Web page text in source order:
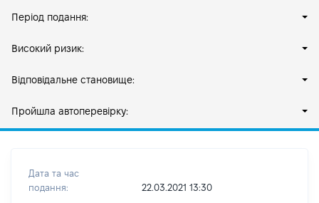
Період подання:
Високий ризик:
Відповідальне становище:
Пройшла автоперевірку:
Дата та час
подання:
22.03.2021 13:30